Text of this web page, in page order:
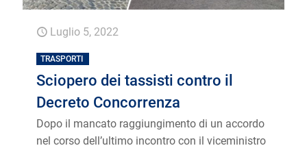
Luglio 5, 2022
TRASPORTI
Sciopero dei tassisti contro il
Decreto Concorrenza
Dopo il mancato raggiungimento di un accordo
nel corso dell’ultimo incontro con il viceministro